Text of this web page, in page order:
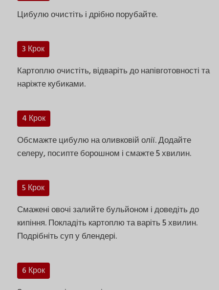
Цибулю очистіть і дрібно порубайте.
3 Крок
Картоплю очистіть, відваріть до напівготовності та
наріжте кубиками.
4 Крок
Обсмажте цибулю на оливковій олії. Додайте
селеру, посипте борошном і смажте 5 хвилин.
5 Крок
Смажені овочі залийте бульйоном і доведіть до
кипіння. Покладіть картоплю та варіть 5 хвилин.
Подрібніть суп у блендері.
6 Крок